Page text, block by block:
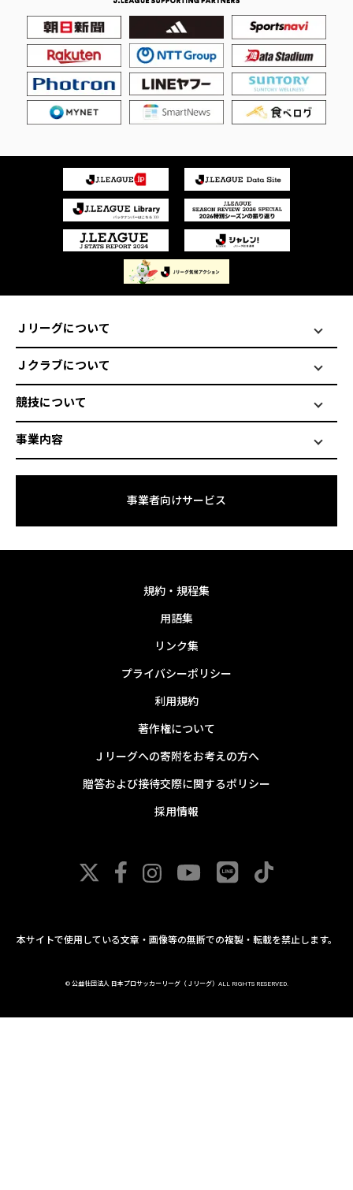
Ｊリーグについて
Ｊクラブについて
競技について
事業内容
事業者向けサービス
規約・規程集
用語集
リンク集
プライバシーポリシー
利用規約
著作権について
Ｊリーグへの寄附をお考えの方へ
贈答および接待交際に関するポリシー
採用情報
本サイトで使用している文章・画像等の無断での複製・転載を禁止します。
© 公益社団法人 日本プロサッカーリーグ（Ｊリーグ）ALL RIGHTS RESERVED.